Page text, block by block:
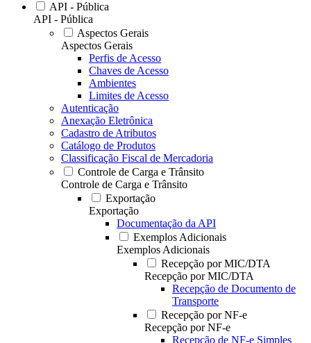
API - Pública
API - Pública
Aspectos Gerais
Aspectos Gerais
Perfis de Acesso
Chaves de Acesso
Ambientes
Limites de Acesso
Autenticação
Anexação Eletrônica
Cadastro de Atributos
Catálogo de Produtos
Classificação Fiscal de Mercadoria
Controle de Carga e Trânsito
Controle de Carga e Trânsito
Exportação
Exportação
Documentação da API
Exemplos Adicionais
Exemplos Adicionais
Recepção por MIC/DTA
Recepção por MIC/DTA
Recepção de Documento de
Transporte
Recepção por NF-e
Recepção por NF-e
Recepção de NF-e Simples